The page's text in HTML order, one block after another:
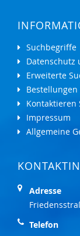
Suchbegriffe
Datenschutz
Erweiterte
Kontaktieren
Impressum
Allgemeine
Adresse
Telefon